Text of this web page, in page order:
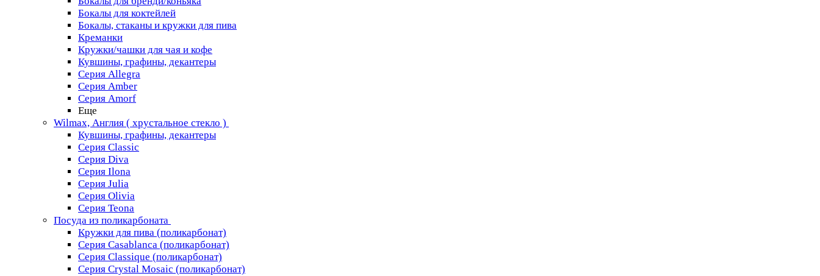
Бокалы для коктейлей
Бокалы, стаканы и кружки для пива
Креманки
Кружки/чашки для чая и кофе
Кувшины, графины, декантеры
Серия Allegra
Серия Amber
Серия Amorf
Еще
Wilmax, Англия ( хрустальное стекло )
Кувшины, графины, декантеры
Серия Classic
Серия Diva
Серия Ilona
Серия Julia
Серия Olivia
Серия Teona
Посуда из поликарбоната
Кружки для пива (поликарбонат)
Серия Casablanсa (поликарбонат)
Серия Classique (поликарбонат)
Серия Crystal Mosaic (поликарбонат)